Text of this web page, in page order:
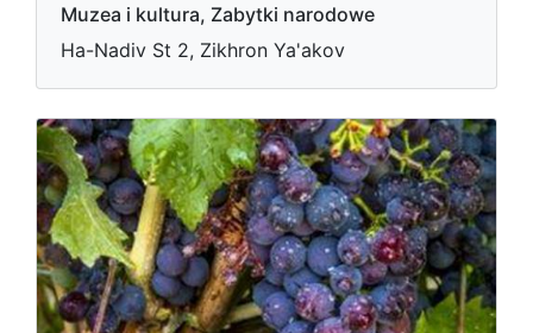
Muzea i kultura, Zabytki narodowe
Ha-Nadiv St 2, Zikhron Ya'akov